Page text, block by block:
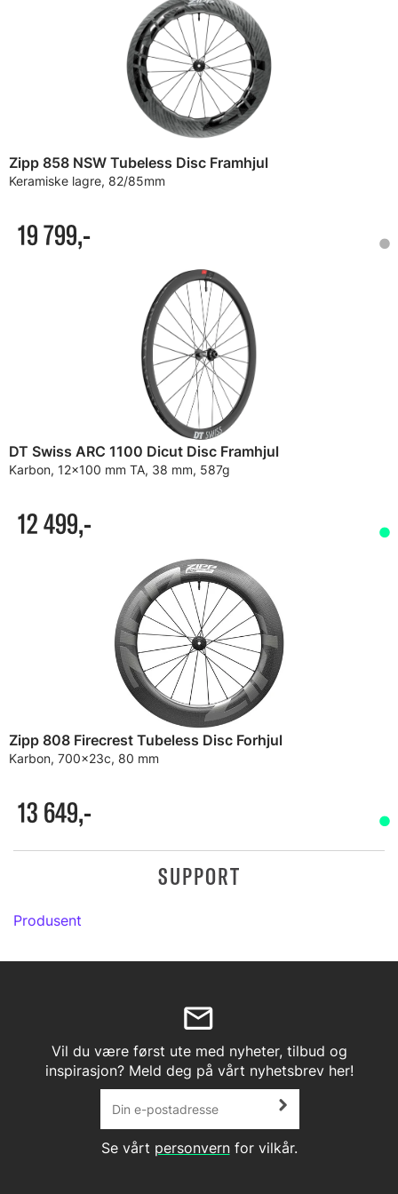
Zipp 858 NSW Tubeless Disc Framhjul
Keramiske lagre, 82/85mm
19 799,-
DT Swiss ARC 1100 Dicut Disc Framhjul
Karbon, 12x100 mm TA, 38 mm, 587g
12 499,-
Zipp 808 Firecrest Tubeless Disc Forhjul
Karbon, 700x23c, 80 mm
13 649,-
SUPPORT
Produsent
Vil du være først ute med nyheter, tilbud og
inspirasjon? Meld deg på vårt nyhetsbrev her!
Se vårt personvernfor vilkår.